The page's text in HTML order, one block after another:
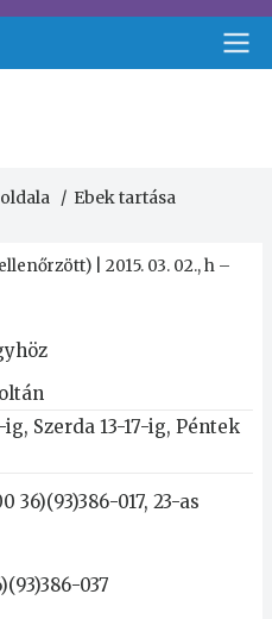
Ebek tartása
2015. 03. 02., h –
Szerda 13-17-ig, Péntek
36)(93)386-017, 23-as
037